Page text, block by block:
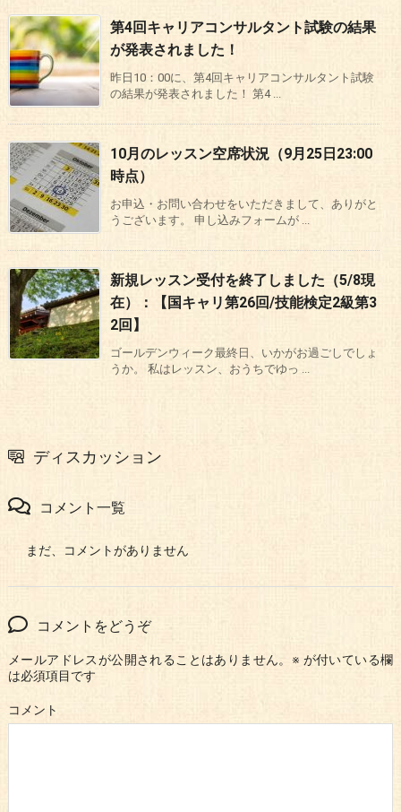
第4回キャリアコンサルタント試験の結果
が発表されました！
昨日10：00に、第4回キャリアコンサルタント試験
の結果が発表されました！ 第4 ...
10月のレッスン空席状況（9月25日23:00
時点）
お申込・お問い合わせをいただきまして、ありがと
うございます。 申し込みフォームが ...
新規レッスン受付を終了しました（5/8現
在）：【国キャリ第26回/技能検定2級第3
2回】
ゴールデンウィーク最終日、いかがお過ごしでしょ
うか。 私はレッスン、おうちでゆっ ...
ディスカッション
コメント一覧
まだ、コメントがありません
コメントをどうぞ
メールアドレスが公開されることはありません。 ※ が付いている欄
は必須項目です
コメント